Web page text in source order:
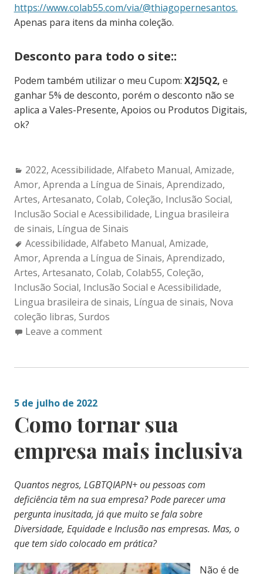
https://www.colab55.com/via/@thiagopernesantos.
Apenas para itens da minha coleção.
Desconto para todo o site::
Podem também utilizar o meu Cupom: X2J5Q2, e
ganhar 5% de desconto, porém o desconto não se
aplica a Vales-Presente, Apoios ou Produtos Digitais,
ok?
Categories:
2022, Acessibilidade, Alfabeto Manual, Amizade,
Amor, Aprenda a Língua de Sinais, Aprendizado,
Artes, Artesanato, Colab, Coleção, Inclusão Social,
Inclusão Social e Acessibilidade, Lingua brasileira
de sinais, Língua de Sinais
Tags:
Acessibilidade, Alfabeto Manual, Amizade,
Amor, Aprenda a Língua de Sinais, Aprendizado,
Artes, Artesanato, Colab, Colab55, Coleção,
Inclusão Social, Inclusão Social e Acessibilidade,
Lingua brasileira de sinais, Língua de sinais, Nova
coleção libras, Surdos
Leave a comment
5 de julho de 2022
Como tornar sua
empresa mais inclusiva
Quantos negros, LGBTQIAPN+ ou pessoas com
deficiência têm na sua empresa? Pode parecer uma
pergunta inusitada, já que muito se fala sobre
Diversidade, Equidade e Inclusão nas empresas. Mas, o
que tem sido colocado em prática?
Não é de